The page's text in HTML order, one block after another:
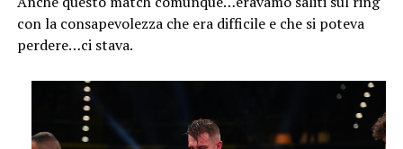
con la consapevolezza che era difficile e che si poteva
perdere…ci stava.